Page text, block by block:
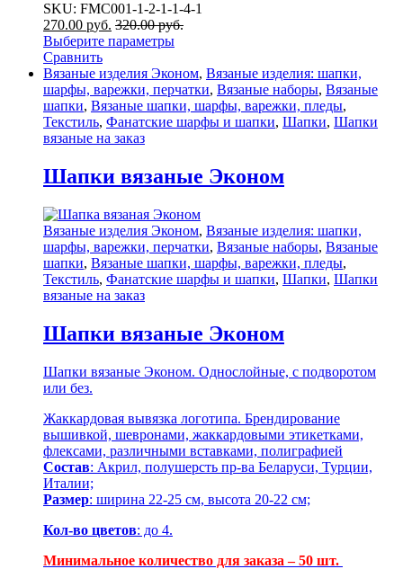
SKU: FMC001-1-2-1-1-4-1
270.00 руб. 320.00руб.
Выберите параметры
Сравнить
Вязаные изделия Эконом, Вязаные изделия: шапки,
шарфы, варежки, перчатки, Вязаные наборы, Вязаные
шапки, Вязаные шапки, шарфы, варежки, пледы,
Текстиль, Фанатские шарфы и шапки, Шапки, Шапки
вязаные на заказ
Шапки вязаные Эконом
Вязаные изделия Эконом, Вязаные изделия: шапки,
шарфы, варежки, перчатки, Вязаные наборы, Вязаные
шапки, Вязаные шапки, шарфы, варежки, пледы,
Текстиль, Фанатские шарфы и шапки, Шапки, Шапки
вязаные на заказ
Шапки вязаные Эконом
Шапки вязаные Эконом. Однослойные, с подворотом
или без.
Жаккардовая вывязка логотипа. Брендирование
вышивкой, шевронами, жаккардовыми этикетками,
флексами, различными вставками, полиграфией
Состав: Акрил, полушерсть пр-ва Беларуси, Турции,
Италии;
Размер: ширина 22-25 см, высота 20-22 см;
Кол-во цветов: до 4.
Минимальное количество для заказа – 50 шт.